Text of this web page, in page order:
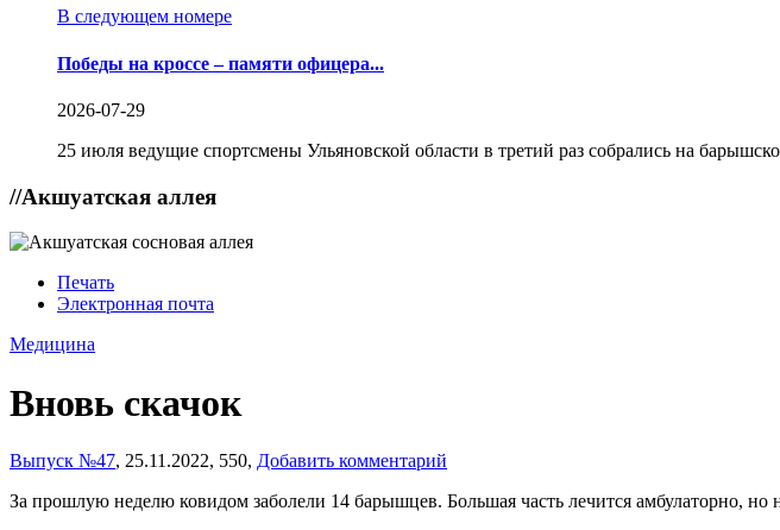
В следующем номере
Победы на кроссе – памяти офицера...
2026-07-29
25 июля ведущие спортсмены Ульяновской области в третий раз собрались на
//Акшуатская аллея
Печать
Электронная почта
Медицина
Вновь скачок
Выпуск №47, 25.11.2022, 550, Добавить комментарий
За прошлую неделю ковидом заболели 14 барышцев. Большая часть лечится амбулаторно, но